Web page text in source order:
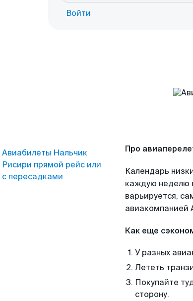
Войти
Авиабилеты Нальчик
Рисири прямой рейс или
с пересадками
Про
Календарь
каждую неделю
варьируется,
авиакомпанией
Как еще
У разных
Лететь
Покупайте
сторону.